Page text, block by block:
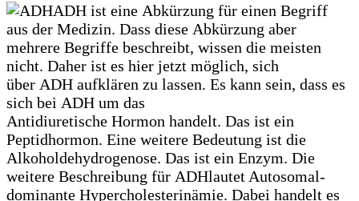
ADH ist eine Abkürzung für einen Begriff
aus der Medizin. Dass diese Abkürzung aber
mehrere Begriffe beschreibt, wissen die meisten
nicht. Daher ist es hier jetzt möglich, sich
über ADH aufklären zu lassen. Es kann sein, dass es
sich bei ADH um das
Antidiuretische Hormon handelt. Das ist ein
Peptidhormon. Eine weitere Bedeutung ist die
Alkoholdehydrogenose. Das ist ein Enzym. Die
weitere Beschreibung für ADHlautet Autosomal-
dominante Hypercholesterinämie. Dabei handelt es